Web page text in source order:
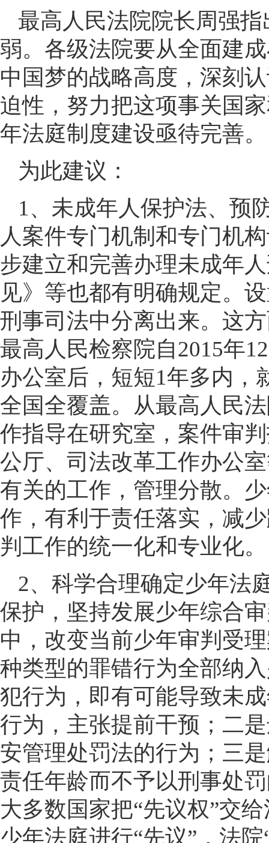
最高人民法院院长周强
弱。各级法院要从全面建
中国梦的战略高度，深刻
迫性，努力把这项事关国
年法庭制度建设亟待完善。
为此建议：
1、未成年人保护法、预
人案件专门机制和专门机
步建立和完善办理未成年
见》等也都有明确规定。
刑事司法中分离出来。这
最高人民检察院自2015年
办公室后，短短1年多内，
全国全覆盖。从最高人民
作指导在研究室，案件审
公厅、司法改革工作办公
有关的工作，管理分散。
作，有利于责任落实，减
判工作的统一化和专业化。
2、科学合理确定少年法
保护，坚持发展少年综合
中，改变当前少年审判受
种类型的罪错行为全部纳
犯行为，即有可能导致未
行为，主张提前干预；二
安管理处罚法的行为；三
责任年龄而不予以刑事处
大多数国家把“先议权”交
少年法庭进行“先议”，法